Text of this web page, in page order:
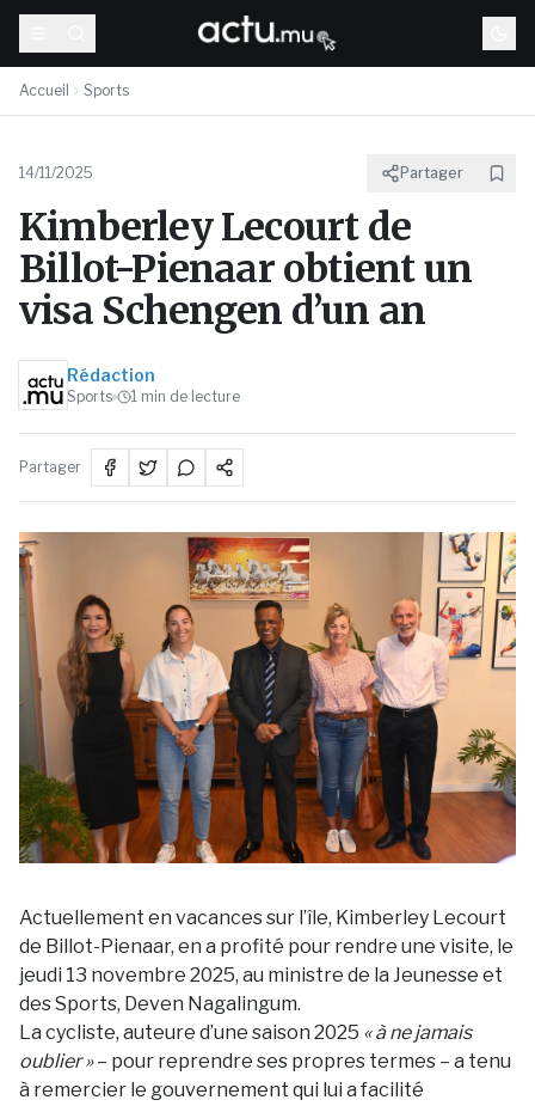
Accueil Sports
14/11/2025 Partager
Kimberley Lecourt de
Billot-Pienaar obtient un
visa Schengen d’un an
Rédaction
Sports 1 min de lecture
Partager
Actuellement en vacances sur l’île, Kimberley Lecourt
de Billot-Pienaar, en a profité pour rendre une visite, le
jeudi 13 novembre 2025, au ministre de la Jeunesse et
des Sports, Deven Nagalingum.
La cycliste, auteure d’une saison 2025 «à ne jamais
oublier»– pour reprendre ses propres termes – a tenu
à remercier le gouvernement qui lui a facilité